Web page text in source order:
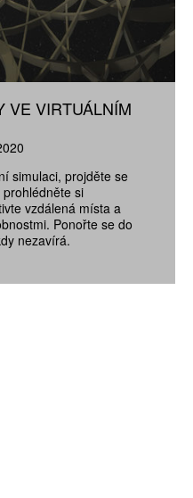
VE VIRTUÁLNÍM
simulaci, projděte se
si
vzdálená místa a
Ponořte se do
nezavírá.